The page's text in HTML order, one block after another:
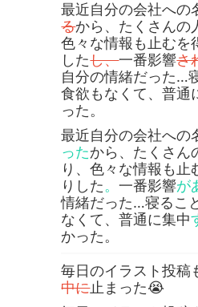
最近自分の会社への
るから、たくさんの
色々な情報も止むを
したし、一番影響さ
自分の情緒だった…
食欲もなくて、普通
った。
最近自分の会社への
ったから、たくさん
り、色々な情報も止
りした。一番影響が
情緒だった…寝るこ
なくて、普通に集中
かった。
毎日のイラスト投稿
中に止まった😭